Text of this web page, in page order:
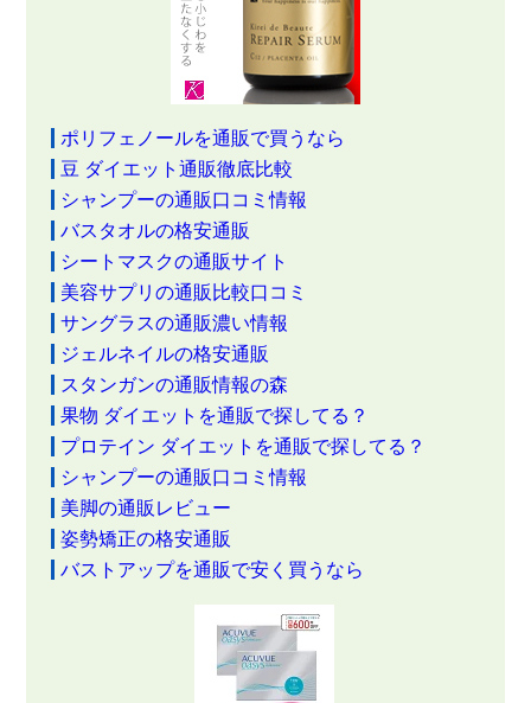
ポリフェノールを通販で買うなら
豆 ダイエット通販徹底比較
シャンプーの通販口コミ情報
バスタオルの格安通販
シートマスクの通販サイト
美容サプリの通販比較口コミ
サングラスの通販濃い情報
ジェルネイルの格安通販
スタンガンの通販情報の森
果物 ダイエットを通販で探してる？
プロテイン ダイエットを通販で探してる？
シャンプーの通販口コミ情報
美脚の通販レビュー
姿勢矯正の格安通販
バストアップを通販で安く買うなら